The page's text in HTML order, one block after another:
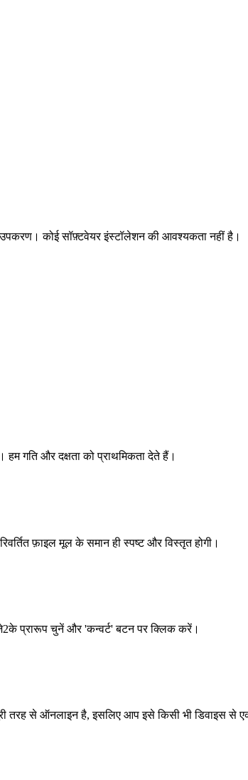
कोई सॉफ़्टवेयर इंस्टॉलेशन की आवश्यकता नहीं है।
गति और दक्षता को प्राथमिकता देते हैं।
फ़ाइल मूल के समान ही स्पष्ट और विस्तृत होगी।
प्रारूप चुनें और 'कन्वर्ट' बटन पर क्लिक करें।
तरह से ऑनलाइन है, इसलिए आप इसे किसी भी डिवाइस